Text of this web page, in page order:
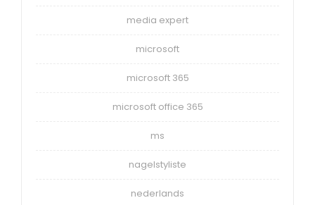
media expert
microsoft
microsoft 365
microsoft office 365
ms
nagelstyliste
nederlands